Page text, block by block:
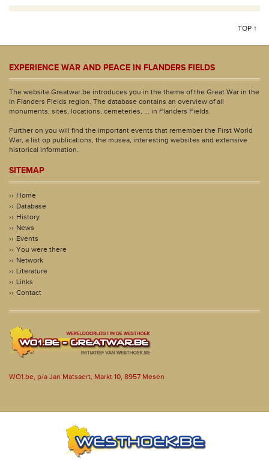
TOP ↑
EXPERIENCE WAR AND PEACE IN FLANDERS FIELDS
The website Greatwar.be introduces you in the theme of the Great War in the
In Flanders Fields region. The database contains an overview of all
monuments, sites, locations, cemeteries, ... in Flanders Fields.
Further on you will find the important events that remember the First World
War, a list op publications, the musea, interesting websites and extensive
historical information.
SITEMAP
Home
Database
History
News
Events
You were there
Network
Literature
Links
Contact
WO1.be, p/a Jan Matsaert, Markt 10, 8957 Mesen